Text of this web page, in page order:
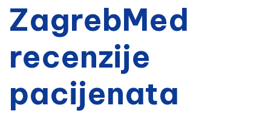
ZagrebMed
recenzije
pacijenata